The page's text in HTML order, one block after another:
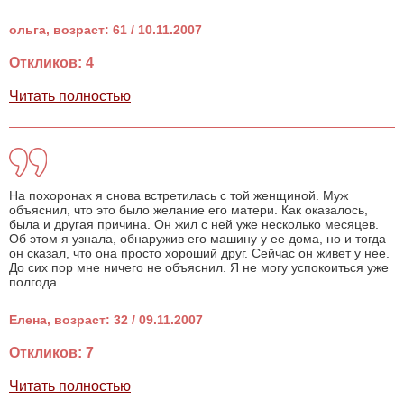
ольга, возраст: 61 / 10.11.2007
Откликов: 4
Читать полностью
На похоронах я снова встретилась с той женщиной. Муж
объяснил, что это было желание его матери. Как оказалось,
была и другая причина. Он жил с ней уже несколько месяцев.
Об этом я узнала, обнаружив его машину у ее дома, но и тогда
он сказал, что она просто хороший друг. Сейчас он живет у нее.
До сих пор мне ничего не объяснил. Я не могу успокоиться уже
полгода.
Елена, возраст: 32 / 09.11.2007
Откликов: 7
Читать полностью